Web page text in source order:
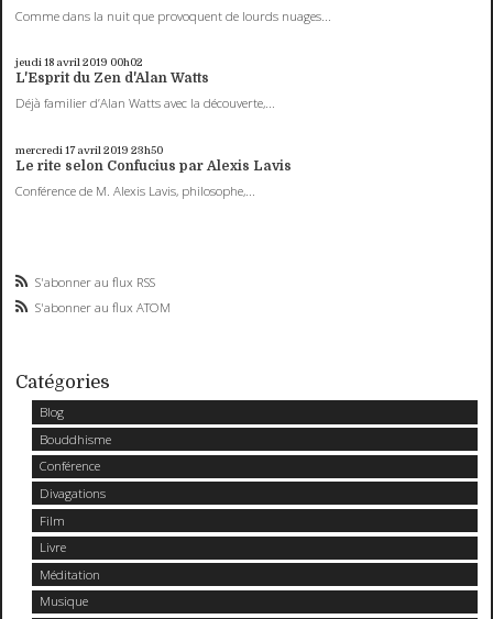
Comme dans la nuit que provoquent de lourds nuages...
jeudi 18 avril 2019 00h02
L'Esprit du Zen d'Alan Watts
Déjà familier d’Alan Watts avec la découverte,...
mercredi 17 avril 2019 23h50
Le rite selon Confucius par Alexis Lavis
Conférence de M. Alexis Lavis, philosophe,...
S'abonner au flux RSS
S'abonner au flux ATOM
Catégories
Blog
Bouddhisme
Conférence
Divagations
Film
Livre
Méditation
Musique